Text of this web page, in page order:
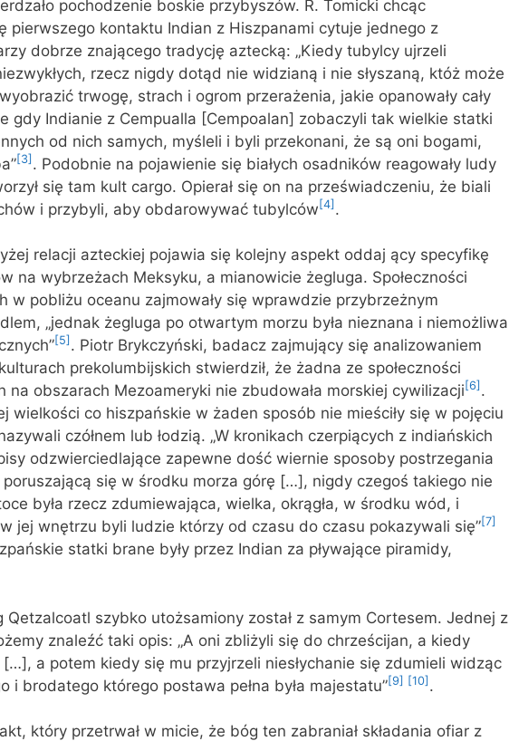
pochodzenie boskie przybyszów. R. Tomicki chcąc
pierwszego kontaktu Indian z Hiszpanami cytuje jednego z
dobrze znającego tradycję aztecką: „Kiedy tubylcy ujrzeli
rzecz nigdy dotąd nie widzianą i nie słyszaną, któż może
trwogę, strach i ogrom przerażenia, jakie opanowały cały
gdy Indianie z Cempualla [Cempoalan] zobaczyli tak wielkie statki
od nich samych, myśleli i byli przekonani, że są oni bogami,
[3] . Podobnie na pojawienie się białych osadników reagowały ludy
się tam kult cargo. Opierał się on na przeświadczeniu, że biali
i przybyli, aby obdarowywać tubylców[4] .
relacji azteckiej pojawia się kolejny aspekt oddaj ący specyfikę
na wybrzeżach Meksyku, a mianowicie żegluga. Społeczności
w pobliżu oceanu zajmowały się wprawdzie przybrzeżnym
„jednak żegluga po otwartym morzu była nieznana i niemożliwa
[5] . Piotr Brykczyński, badacz zajmujący się analizowaniem
prekolumbijskich stwierdził, że żadna ze społeczności
na obszarach Mezoameryki nie zbudowała morskiej cywilizacji [6] .
wielkości co hiszpańskie w żaden sposób nie mieściły się w pojęciu
czółnem lub łodzią. „W kronikach czerpiących z indiańskich
odzwierciedlające zapewne dość wiernie sposoby postrzegania
poruszającą się w środku morza górę […], nigdy czegoś takiego nie
była rzecz zdumiewająca, wielka, okrągła, w środku wód, i
jej wnętrzu byli ludzie którzy od czasu do czasu pokazywali się”[7]
statki brane były przez Indian za pływające piramidy,
Qetzalcoatl szybko utożsamiony został z samym Cortesem. Jednej z
znaleźć taki opis: „A oni zbliżyli się do chrześcijan, a kiedy
a potem kiedy się mu przyjrzeli niesłychanie się zdumieli widząc
i brodatego którego postawa pełna była majestatu”[9] [10] .
który przetrwał w micie, że bóg ten zabraniał składania ofiar z